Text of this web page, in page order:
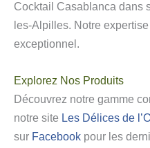
Cocktail Casablanca dans
les-Alpilles. Notre
exceptionnel.
Explorez Nos Produits
Découvrez notre gamme
notre site Les Délices de
sur Facebook pour les